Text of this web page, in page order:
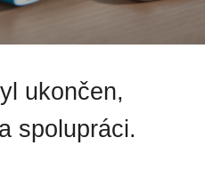
ukončen,
spolupráci.